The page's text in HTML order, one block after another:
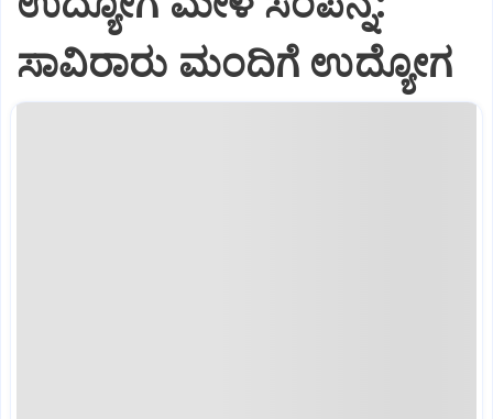
ಸಾವಿರಾರು ಮಂದಿಗೆ ಉದ್ಯೋಗ